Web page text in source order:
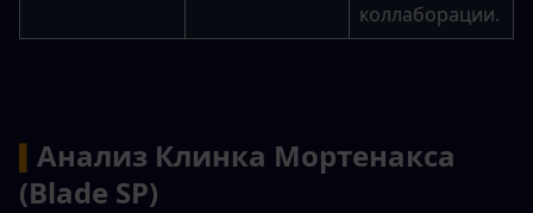
коллаборации.
Анализ Клинка Мортенакса
(Blade SP)